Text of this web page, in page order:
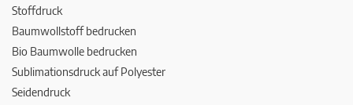
Stoffdruck
Baumwollstoff bedrucken
Bio Baumwolle bedrucken
Sublimationsdruck auf Polyester
Seidendruck